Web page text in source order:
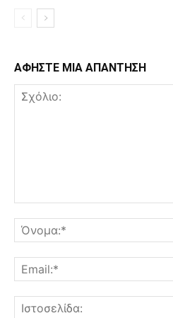
ΑΦΗΣΤΕ ΜΙΑ ΑΠΑΝΤΗΣΗ